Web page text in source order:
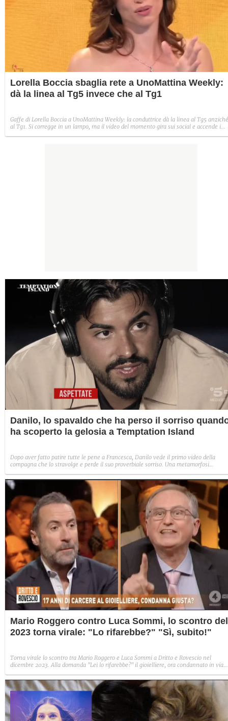
Lorella Boccia sbaglia rete a UnoMattina Weekly:
dà la linea al Tg5 invece che al Tg1
Gaffe di Lorella Boccia a UnoMattina Weekly: la conduttrice dà la linea al Tg5 anziché
al Tg1. Si corregge in un lampo, ma il video del momento gira sui social e accende i
Danilo, lo spavaldo che ha perso il sorriso
ha scoperto la gelosia a Temptation Island
Dopo aver fatto patire tutte le pene a Francesca, Danilo vede il primo video della
compagna che lo stravolge e perde il suo proverbiale sorriso. Una metamorfosi
Mario Roggero contro Luca Sommi, lo scontro del
2023 torna virale: "Lo rifarebbe?" "Sì, subito!"
Torna virale lo scontro tra Mario Roggero e Luca Sommi a Dritto e Rovescio nel
dicembre 2023. Alla domanda "Lei lo rifarebbe?" il gioielliere, ora condannato in via